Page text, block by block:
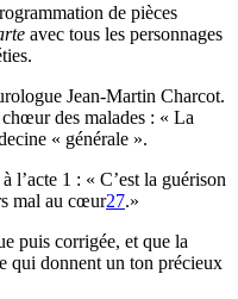
de pièces
avec tous les personnages
Jean-Martin Charcot.
des malades : « La
« générale ».
à l’acte 1 : « C’est la guérison
mal au cœur27.»
puis corrigée, et que la
qui donnent un ton précieux